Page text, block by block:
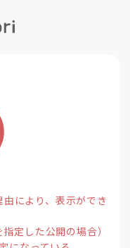
により、表示ができ
定した公開の場合）